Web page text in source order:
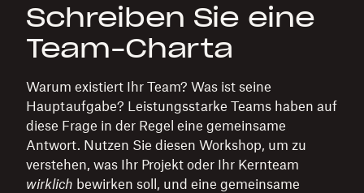
Schreiben Sie eine
Team-Charta
Warum existiert Ihr Team? Was ist seine
Hauptaufgabe? Leistungsstarke Teams haben auf
diese Frage in der Regel eine gemeinsame
Antwort. Nutzen Sie diesen Workshop, um zu
verstehen, was Ihr Projekt oder Ihr Kernteam
wirklich bewirken soll, und eine gemeinsame